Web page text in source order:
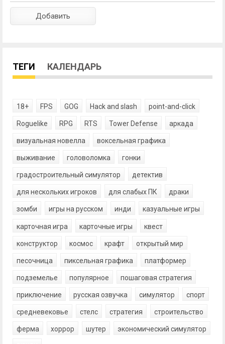
ТЕГИ КАЛЕНДАРЬ
18+ FPS GOG Hack and slash point-and-click
Roguelike RPG RTS Tower Defense аркада
визуальная новелла воксельная графика
выживание головоломка гонки
градостроительный симулятор детектив
для нескольких игроков для слабых ПК драки
зомби игры на русском инди казуальные игры
карточная игра карточные игры квест
конструктор космос крафт открытый мир
песочница пиксельная графика платформер
подземелье популярное пошаговая стратегия
приключение русская озвучка симулятор спорт
средневековье стелс стратегия строительство
ферма хоррор шутер экономический симулятор